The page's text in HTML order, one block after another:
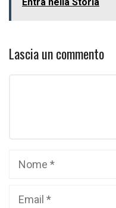
Lascia un commento